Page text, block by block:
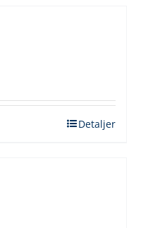
Detaljer